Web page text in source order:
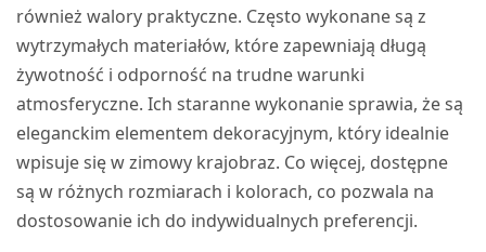
również walory praktyczne. Często wykonane są z
wytrzymałych materiałów, które zapewniają długą
żywotność i odporność na trudne warunki
atmosferyczne. Ich staranne wykonanie sprawia, że są
eleganckim elementem dekoracyjnym, który idealnie
wpisuje się w zimowy krajobraz. Co więcej, dostępne
są w różnych rozmiarach i kolorach, co pozwala na
dostosowanie ich do indywidualnych preferencji.